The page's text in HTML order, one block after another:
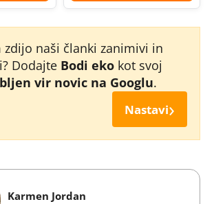
zdijo naši članki zanimivi in
Dodajte Bodi eko kot svoj
vir novic na Googlu.
Nastavi›
Karmen Jordan